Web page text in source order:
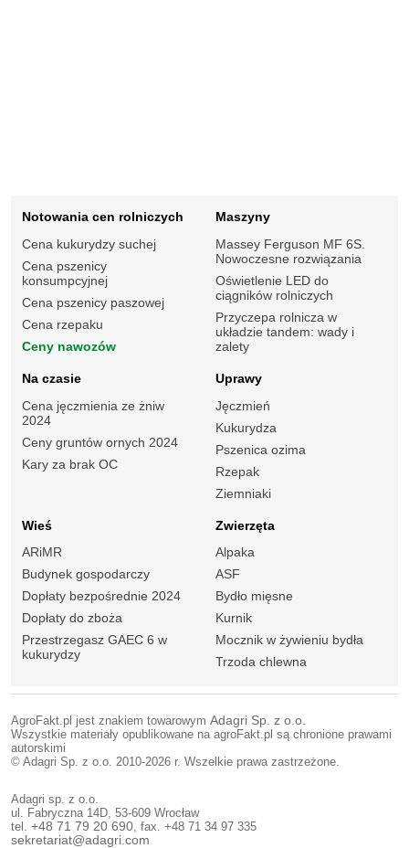
Notowania cen rolniczych
Cena kukurydzy suchej
Cena pszenicy
konsumpcyjnej
Cena pszenicy paszowej
Cena rzepaku
Ceny nawozów
Maszyny
Massey Ferguson MF 6S.
Nowoczesne rozwiązania
Oświetlenie LED do
ciągników rolniczych
Przyczepa rolnicza w
układzie tandem: wady i
zalety
Na czasie
Cena jęczmienia ze żniw
2024
Ceny gruntów ornych 2024
Kary za brak OC
Uprawy
Jęczmień
Kukurydza
Pszenica ozima
Rzepak
Ziemniaki
Wieś
ARiMR
Budynek gospodarczy
Dopłaty bezpośrednie 2024
Dopłaty do zboża
Przestrzegasz GAEC 6 w
kukurydzy
Zwierzęta
Alpaka
ASF
Bydło mięsne
Kurnik
Mocznik w żywieniu bydła
Trzoda chlewna
AgroFakt.pl jest znakiem towarowym Adagri Sp. z o.o.
Wszystkie materiały opublikowane na agroFakt.pl są chronione prawami
autorskimi
© Adagri Sp. z o.o. 2010-2026 r. Wszelkie prawa zastrzeżone.
Adagri sp. z o.o.
ul. Fabryczna 14D, 53-609 Wrocław
tel. +48 71 79 20 690 , fax. +48 71 34 97 335
sekretariat@adagri.com